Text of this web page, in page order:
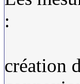
:
création